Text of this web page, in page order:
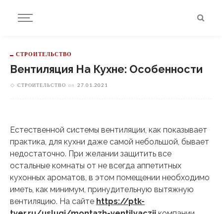
СТРОИТЕЛЬСТВО
Вентиляция На Кухне: Особенности
СТРОИТЕЛЬСТВО on 27.01.2021
Естественной системы вентиляции, как показывает
практика, для кухни даже самой небольшой, бывает
недостаточно. При желании защитить все
остальные комнаты от не всегда аппетитных
кухонных ароматов, в этом помещении необходимо
иметь, как минимум, принудительную вытяжную
вентиляцию. На сайте https://ptk-